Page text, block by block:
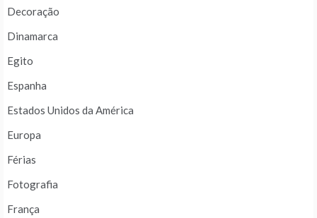
Decoração
Dinamarca
Egito
Espanha
Estados Unidos da América
Europa
Férias
Fotografia
França